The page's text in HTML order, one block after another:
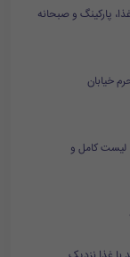
پارکینگ و صبحانه
خیابان
لیست کامل و